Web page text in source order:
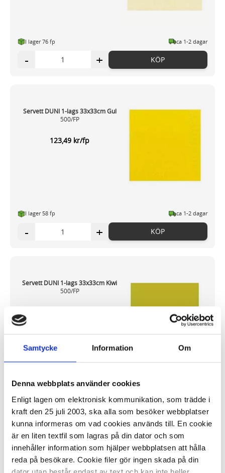
Samtycke Information Om
Denna webbplats använder cookies
Enligt lagen om elektronisk kommunikation, som trädde i
kraft den 25 juli 2003, ska alla som besöker webbplatser
kunna informeras om vad cookies används till. En cookie
är en liten textfil som lagras på din dator och som
innehåller information som hjälper webbplatsen att hålla
reda på besökare. Cookie filer gör ingen skada på din
I lager 76 fp ca 1-2 dagar
- + KÖP
Servett DUNI 1-lags 33x33cm Gul
500/FP
123,49 kr/fp
I lager 58 fp ca 1-2 dagar
- + KÖP
Servett DUNI 1-lags 33x33cm Kiwi
500/FP
I lager 44 fp
- + KÖP
Servett DUNI 1-lags 33x33cm
Mörkblå 500/FP